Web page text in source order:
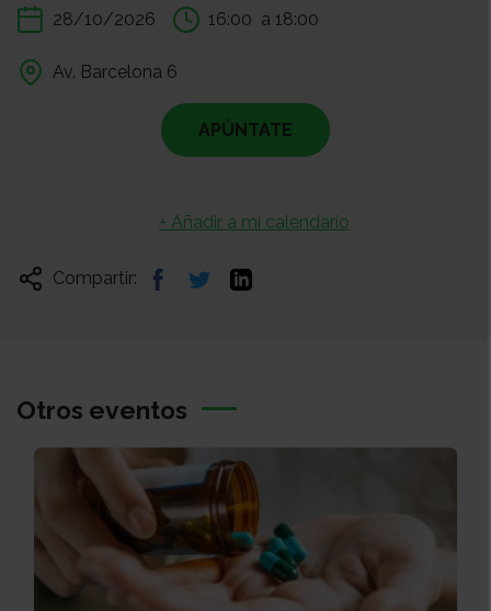
28/10/2026 16:00 a 18:00
Av. Barcelona 6
APÚNTATE
+ Añadir a mi calendario
Compartir:
Otros eventos